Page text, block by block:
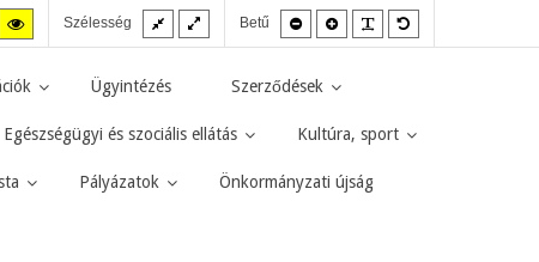
Magas
kontraszt
mód.
Szélesség
Fix
elrendezés
Széles
elrendezés
Betű
Kisebb
betűméret
Nagyobb
betűméret
Ügyintézés Szerződések
Egészségügyi és szociális ellátás Kultúra, sport
Pályázatok Önkormányzati újság